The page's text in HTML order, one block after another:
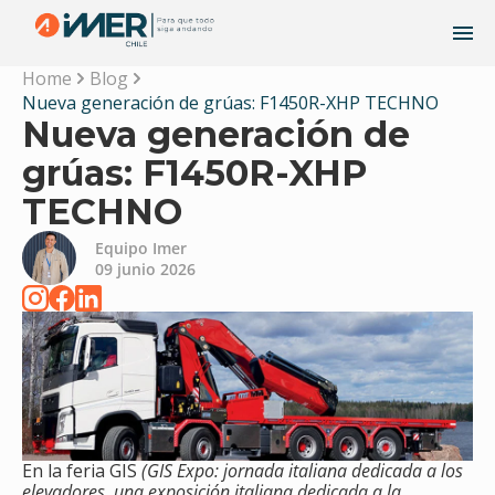
Home
Blog
Nueva generación de grúas: F1450R-XHP TECHNO
Nueva generación de
grúas: F1450R-XHP
TECHNO
Equipo Imer
09 junio 2026
En la feria GIS (GIS Expo: jornada italiana dedicada a los